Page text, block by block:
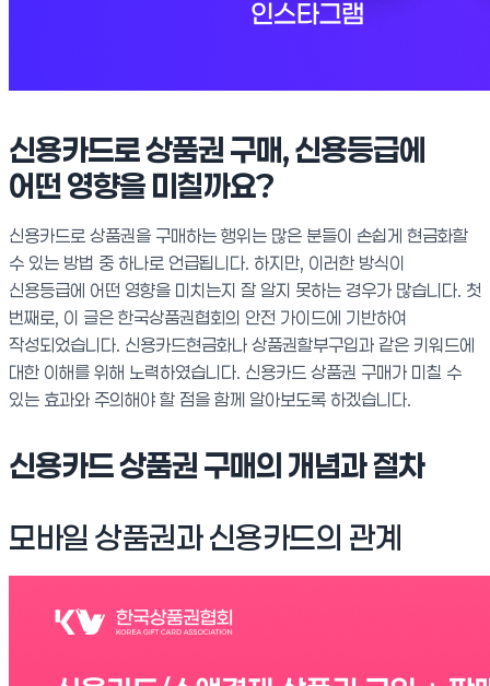
신용카드로 상품권 구매, 신용등급에
어떤 영향을 미칠까요?
신용카드로 상품권을 구매하는 행위는 많은 분들이 손쉽게 현금화할
수 있는 방법 중 하나로 언급됩니다. 하지만, 이러한 방식이
신용등급에 어떤 영향을 미치는지 잘 알지 못하는 경우가 많습니다. 첫
번째로, 이 글은 한국상품권협회의 안전 가이드에 기반하여
작성되었습니다. 신용카드현금화나 상품권할부구입과 같은 키워드에
대한 이해를 위해 노력하였습니다. 신용카드 상품권 구매가 미칠 수
있는 효과와 주의해야 할 점을 함께 알아보도록 하겠습니다.
신용카드 상품권 구매의 개념과 절차
모바일 상품권과 신용카드의 관계